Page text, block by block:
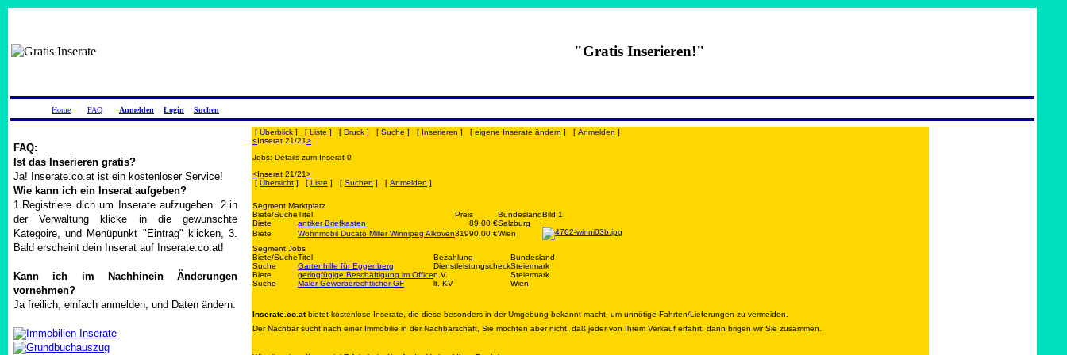
"Gratis Inserieren!"
Home FAQ Anmelden Login Suchen
FAQ:
Ist das Inserieren gratis?
Ja! Inserate.co.at ist ein kostenloser Service!
Wie kann ich ein Inserat aufgeben?
1.Registriere dich um Inserate aufzugeben. 2.in
der Verwaltung klicke in die gewünschte
Kategoire, und Menüpunkt "Eintrag" klicken, 3.
Bald erscheint dein Inserat auf Inserate.co.at!
Kann ich im Nachhinein Änderungen
vornehmen?
Ja freilich, einfach anmelden, und Daten ändern.
[ Überblick ] [ Liste ] [ Druck ] [ Suche ] [ Inserieren ] [ eigene Inserate ändern ] [ Anmelden ]
<Inserat 21/21>
Jobs: Details zum Inserat 0
<Inserat 21/21>
[ Übersicht ] [ Liste ] [ Suchen ] [ Anmelden ]
Segment Marktplatz
Biete/SucheTitel Preis BundeslandBild 1
Biete
antiker Briefkasten 89,00 €Salzburg
Biete
Wohnmobil Ducato Miller Winnipeg Alkoven31990,00 €Wien
Segment Jobs
Biete/SucheTitel Bezahlung
Bundesland
Suche
Gartenhilfe für Eggenberg DienstleistungscheckSteiermark
Biete
geringfügige Beschäftigung im Officen.V.
Steiermark
Suche
Maler Gewerberechtlicher GF lt. KV Wien
Inserate.co.atbietet kostenlose Inserate, die diese besonders in der Umgebung bekannt macht, um unnötige Fahrten/Lieferungen zu vermeiden.
Der Nachbar sucht nach einer Immobilie in der Nachbarschaft, Sie möchten aber nicht, daß jeder von Ihrem Verkauf erfährt, dann brigen wir Sie zusammen.